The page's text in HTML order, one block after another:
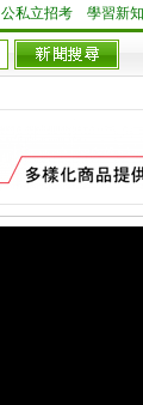
公私立招考 學習新知